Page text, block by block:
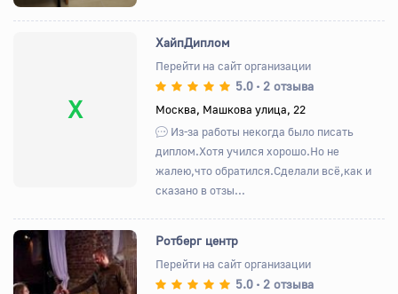
Х
ХайпДиплом
Перейти на сайт организации
5.0 • 2 отзыва
Москва, Машкова улица, 22
Из-за работы некогда было писать
диплом.Хотя учился хорошо.Но не
жалею,что обратился.Сделали всё,как и
сказано в отзы...
Ротберг центр
Перейти на сайт организации
5.0 • 2 отзыва